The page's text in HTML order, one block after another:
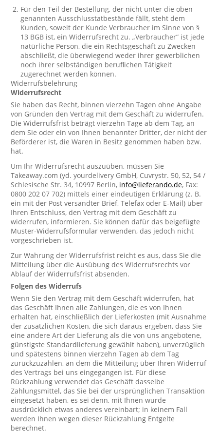
Für den Teil der Bestellung, der nicht unter die oben
genannten Ausschlusstatbestände fällt, steht dem
Kunden, soweit der Kunde Verbraucher im Sinne von §
13 BGB ist, ein Widerrufsrecht zu. „Verbraucher“ ist jede
natürliche Person, die ein Rechtsgeschäft zu Zwecken
abschließt, die überwiegend weder ihrer gewerblichen
noch ihrer selbständigen beruflichen Tätigkeit
zugerechnet werden können.
Widerrufsbelehrung
Widerrufsrecht
Sie haben das Recht, binnen vierzehn Tagen ohne Angabe
von Gründen den Vertrag mit dem Geschäft zu widerrufen.
Die Widerrufsfrist beträgt vierzehn Tage ab dem Tag, an
dem Sie oder ein von Ihnen benannter Dritter, der nicht der
Beförderer ist, die Waren in Besitz genommen haben bzw.
hat.
Um Ihr Widerrufsrecht auszuüben, müssen Sie
Takeaway.com (yd. yourdelivery GmbH, Cuvrystr. 50, 52, 54 /
Schlesische Str. 34, 10997 Berlin, info@lieferando.de, Fax:
0800 202 07 702) mittels einer eindeutigen Erklärung (z. B.
ein mit der Post versandter Brief, Telefax oder E-Mail) über
Ihren Entschluss, den Vertrag mit dem Geschäft zu
widerrufen, informieren. Sie können dafür das beigefügte
Muster-Widerrufsformular verwenden, das jedoch nicht
vorgeschrieben ist.
Zur Wahrung der Widerrufsfrist reicht es aus, dass Sie die
Mitteilung über die Ausübung des Widerrufsrechts vor
Ablauf der Widerrufsfrist absenden.
Folgen des Widerrufs
Wenn Sie den Vertrag mit dem Geschäft widerrufen, hat
das Geschäft Ihnen alle Zahlungen, die es von Ihnen
erhalten hat, einschließlich der Lieferkosten (mit Ausnahme
der zusätzlichen Kosten, die sich daraus ergeben, dass Sie
eine andere Art der Lieferung als die von uns angebotene,
günstigste Standardlieferung gewählt haben), unverzüglich
und spätestens binnen vierzehn Tagen ab dem Tag
zurückzuzahlen, an dem die Mitteilung über Ihren Widerruf
des Vertrags bei uns eingegangen ist. Für diese
Rückzahlung verwendet das Geschäft dasselbe
Zahlungsmittel, das Sie bei der ursprünglichen Transaktion
eingesetzt haben, es sei denn, mit Ihnen wurde
ausdrücklich etwas anderes vereinbart; in keinem Fall
werden Ihnen wegen dieser Rückzahlung Entgelte
berechnet.